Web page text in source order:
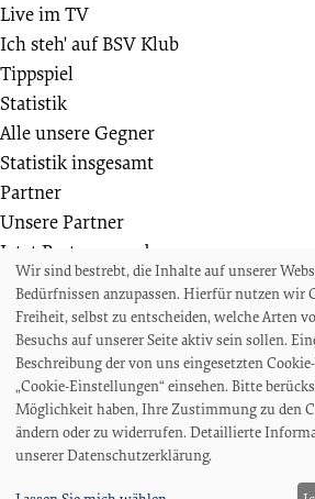
Live im TV
Ich steh' auf BSV Klub
Tippspiel
Statistik
Alle unsere Gegner
Statistik insgesamt
Partner
Unsere Partner
Jetzt Partner werden
Weiteres
Die Bremer SV Fußballschule
Wir suchen
Auszeichnungen und Ehrungen
Projekte und Veranstaltungen
Akkreditierungen und Presseanfragen
Impressum
Datenschutz
Wir sind bestrebt, die Inhalte auf unserer
Bedürfnissen anzupassen. Hierfür nutzen wir
Freiheit, selbst zu entscheiden, welche Arten
Besuchs auf unserer Seite aktiv sein sollen.
Beschreibung der von uns eingesetzten
„Cookie-Einstellungen“ einsehen. Bitte
Möglichkeit haben, Ihre Zustimmung zu den
ändern oder zu widerrufen. Detaillierte
unserer Datenschutzerklärung.